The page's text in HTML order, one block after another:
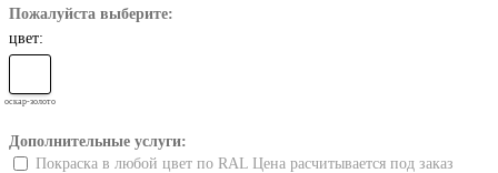
Пожалуйста выберите:
цвет:
оскар-золото
Дополнительные услуги:
Покраска в любой цвет по RAL Цена расчитывается под заказ